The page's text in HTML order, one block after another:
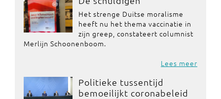
Het strenge Duitse moralisme
heeft nu het thema vaccinatie in
zijn greep, constateert columnist
Merlijn Schoonenboom.
Lees meer
Politieke tussentijd
bemoeilijkt coronabeleid